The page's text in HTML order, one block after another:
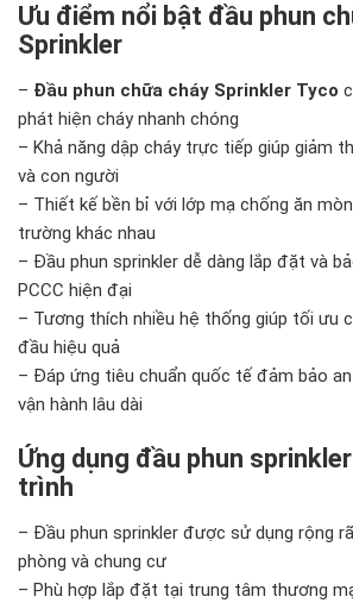
Ưu điểm nổi bật đầu phun
Sprinkler
– Đầu phun chữa cháy Sprinkler Tyco
phát hiện cháy nhanh chóng
– Khả năng dập cháy trực tiếp giúp giảm
và con người
– Thiết kế bền bỉ với lớp mạ chống ăn
trường khác nhau
– Đầu phun sprinkler dễ dàng lắp đặt và
PCCC hiện đại
– Tương thích nhiều hệ thống giúp tối ưu
đầu hiệu quả
– Đáp ứng tiêu chuẩn quốc tế đảm bảo
vận hành lâu dài
Ứng dụng đầu phun
trình
– Đầu phun sprinkler được sử dụng rộng
phòng và chung cư
– Phù hợp lắp đặt tại trung tâm thương